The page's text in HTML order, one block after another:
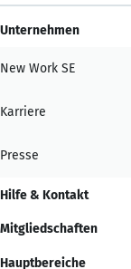
Unternehmen
New Work SE
Karriere
Presse
Hilfe & Kontakt
Mitgliedschaften
Hauptbereiche